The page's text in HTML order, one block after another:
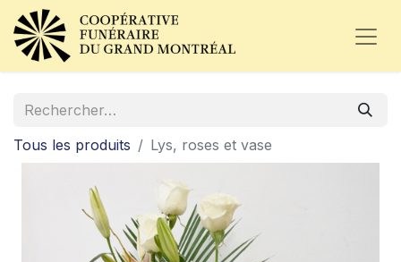
Tous les produits Lys, roses et vase